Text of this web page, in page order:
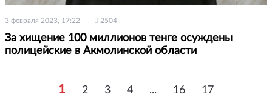
3 февраля 2023, 17:22 2504
За хищение 100 миллионов тенге осуждены
полицейские в Акмолинской области
1 2 3 4 ... 16 17